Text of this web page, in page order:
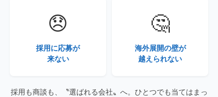
😞
採用に応募が
来ない
🤔
海外展開の壁が
越えられない
採用も商談も、〝選ばれる会社〟へ。ひとつでも当てはまっ